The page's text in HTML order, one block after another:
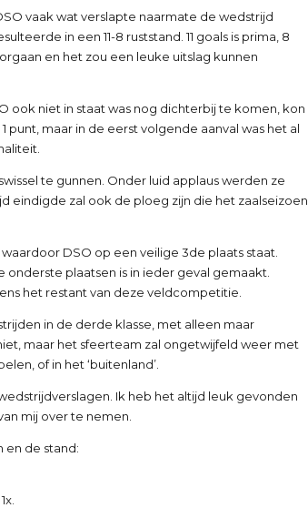
vaak wat verslapte naarmate de wedstrijd
in een 11-8 ruststand. 11 goals is prima, 8
en het zou een leuke uitslag kunnen
ook niet in staat was nog dichterbij te komen, kon
maar in de eerst volgende aanval was het al
te gunnen. Onder luid applaus werden ze
eindigde zal ook de ploeg zijn die het zaalseizoen
DSO op een veilige 3de plaats staat.
plaatsen is in ieder geval gemaakt.
het restant van deze veldcompetitie.
in de derde klasse, met alleen maar
maar het sfeerteam zal ongetwijfeld weer met
of in het ‘buitenland’.
Ik heb het altijd leuk gevonden
mij over te nemen.
en de stand: